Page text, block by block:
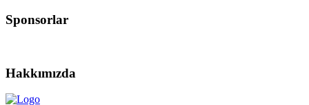
Sponsorlar
Hakkımızda